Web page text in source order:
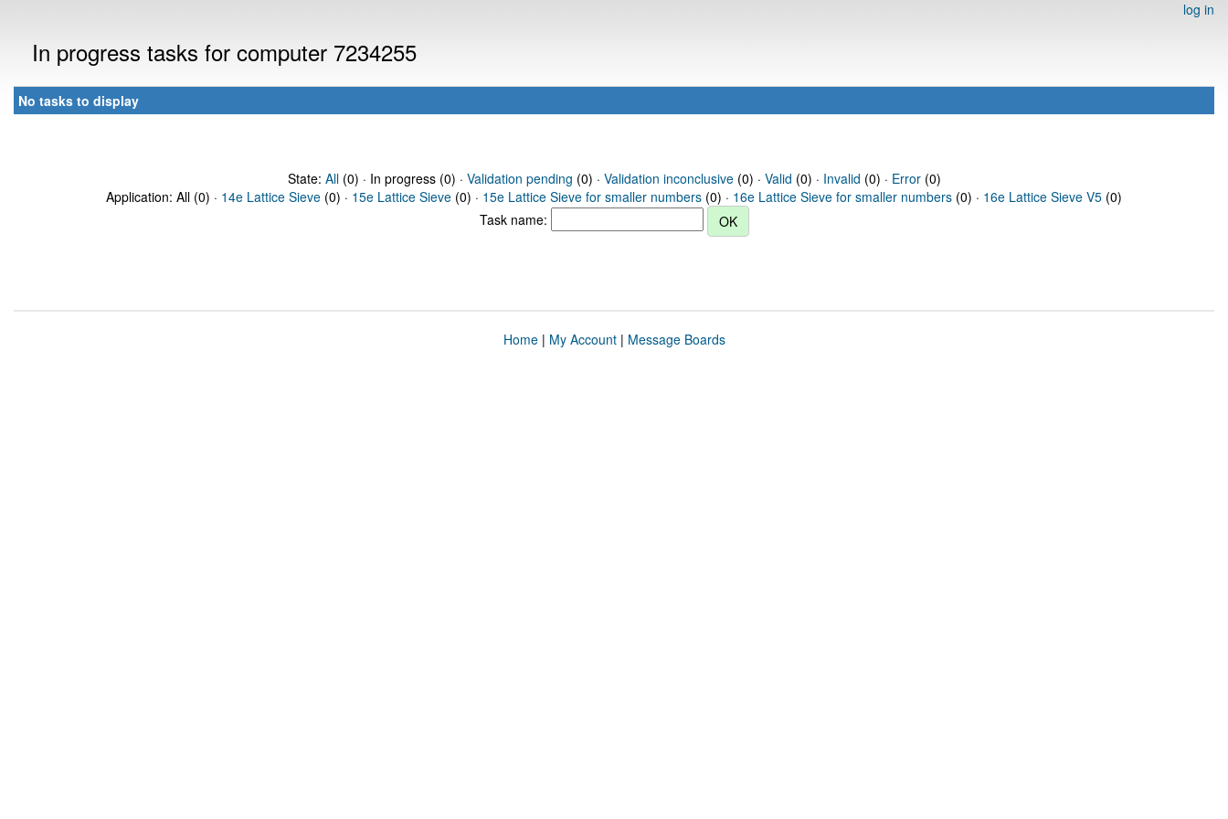
log in
In progress tasks for computer 7234255
No tasks to display
State: All(0) · In progress (0) · Validation pending (0) · Validation inconclusive(0) · Valid (0) · Invalid (0) · Error(0)
Application: All (0) · 14e Lattice Sieve (0) · 15e Lattice Sieve (0) · 15e Lattice Sieve for smaller numbers (0) · 16e Lattice Sieve for smaller numbers (0) · 16e Lattice Sieve V5 (0)
Task name:
Home| My Account| Message Boards